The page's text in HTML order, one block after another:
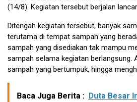
(14/8). Kegiatan tersebut berjalan
Ditengah kegiatan tersebut, banyak
terutama di tempat sampah yang
sampah yang disediakan tak mampu
sampah selama kegiatan berlangsung.
sampah yang bertumpuk, hingga
Baca Juga Berita : Duta Besar